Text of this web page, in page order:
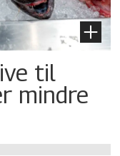
til
mindre